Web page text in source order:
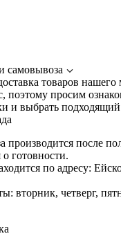
самовывоза
товаров нашего
поэтому просим
и выбрать подходящий
производится после
готовности.
по адресу:
вторник, четверг,